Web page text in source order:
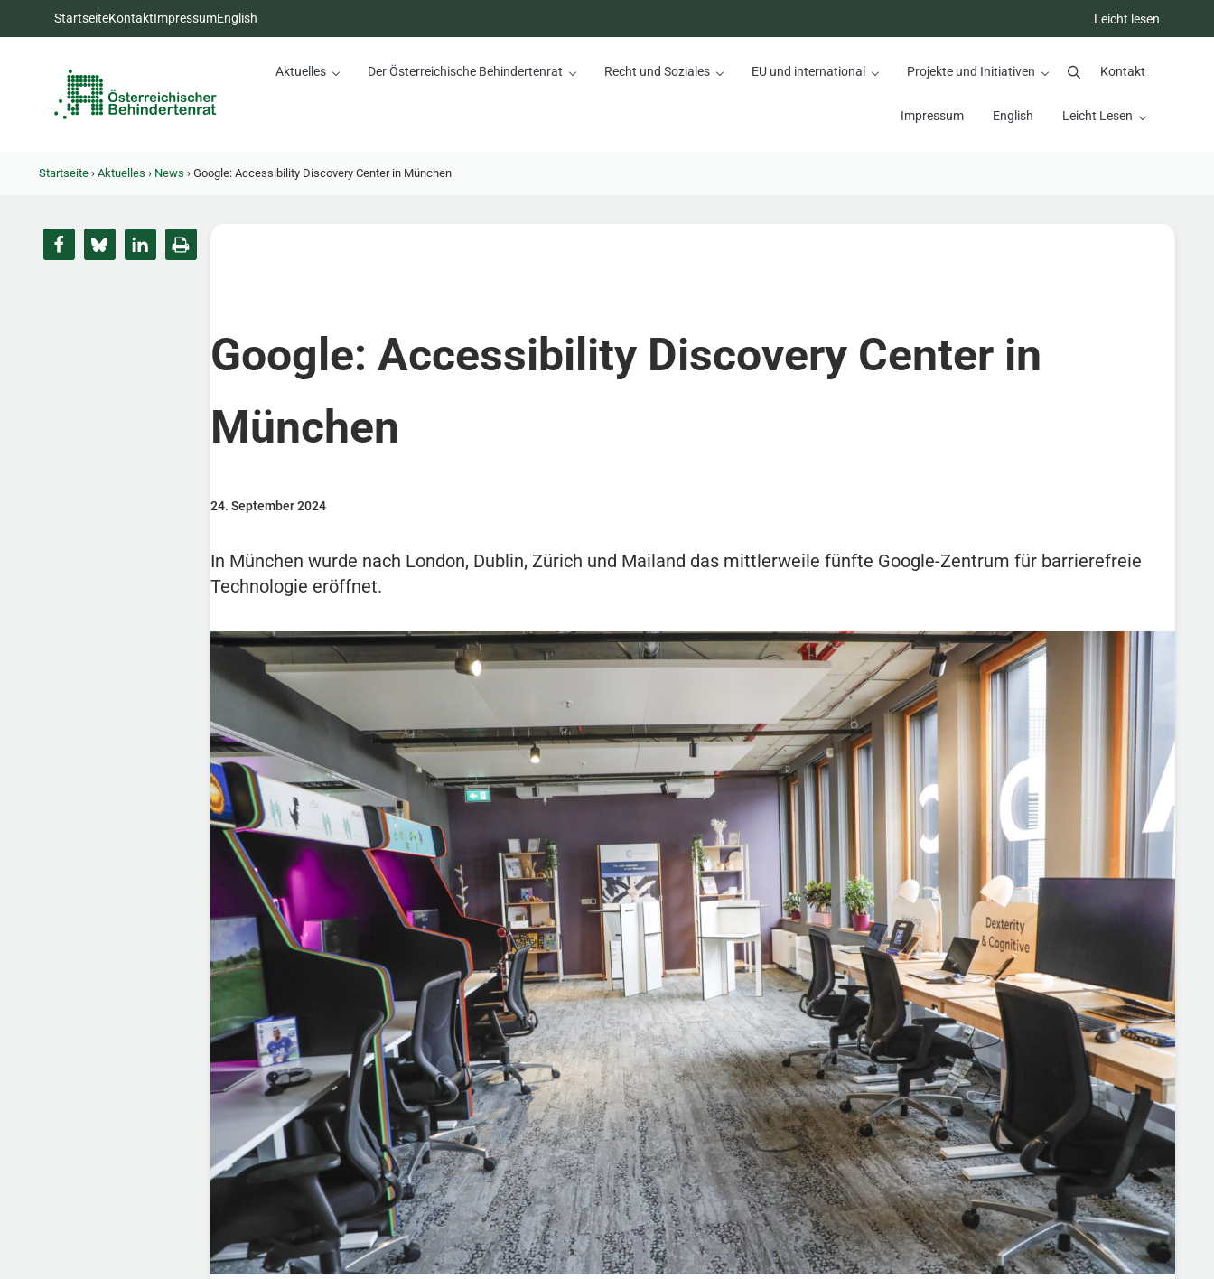
Zum Inhalt springen
Zur Hauptnavigation springen
Zum Footer springen
StartseiteKontaktImpressumEnglish Leicht lesen
Aktuelles Der Österreichische Behindertenrat Recht und Soziales EU und international Projekte und Initiativen SuchenKontakt
Impressum English Leicht Lesen
Startseite › Aktuelles › News ›Google: Accessibility Discovery Center in München
Google: Accessibility Discovery Center in
München
24. September 2024
In München wurde nach London, Dublin, Zürich und Mailand das mittlerweile fünfte Google-Zentrum für barrierefreie
Technologie eröffnet.